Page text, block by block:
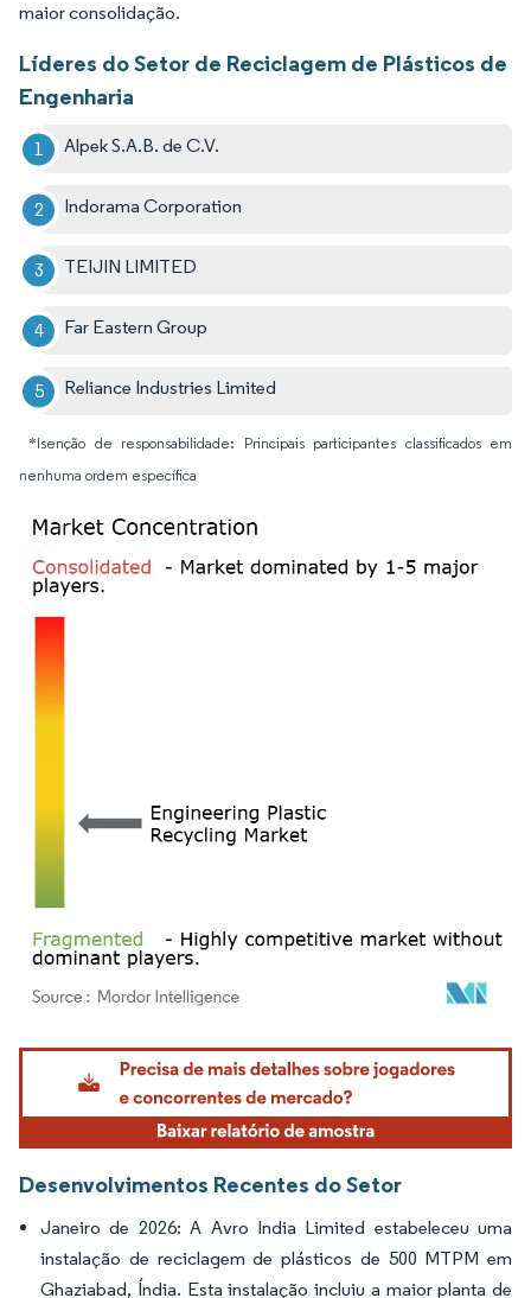
maior consolidação.
Líderes do Setor de Reciclagem de Plásticos de
Engenharia
Alpek S.A.B. de C.V.
Indorama Corporation
TEIJIN LIMITED
Far Eastern Group
Reliance Industries Limited
*Isenção de responsabilidade: Principais participantes classificados em
nenhuma ordem específica
Imagem © Mordor Intelligence. O reuso requer atribuição conforme CC BY 4.0.
Desenvolvimentos Recentes do Setor
Janeiro de 2026: A Avro India Limited estabeleceu uma
instalação de reciclagem de plásticos de 500 MTPM em
Ghaziabad, Índia. Esta instalação incluiu a maior planta de